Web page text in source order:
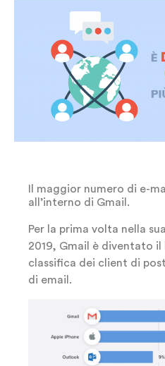
Il maggior numero di e-
all’interno di Gmail.
Per la prima volta nella
2019, Gmail è diventato
classifica dei client di
di email.